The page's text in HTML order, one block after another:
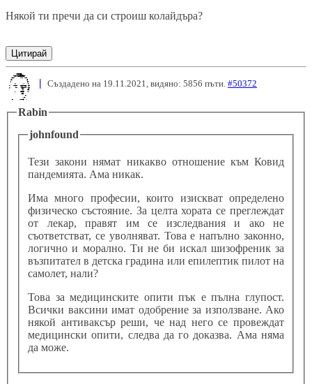
Някой ти пречи да си строиш колайдъра?
Цитирай
| Създадено на 19.11.2021, видяно: 5856 пъти. #50372
Rabin
johnfound
Тези закони нямат никакво отношение към Ковид
пандемията. Ама никак.
Има много професии, които изискват определено
физическо състояние. За целта хората се преглеждат
от лекар, правят им се изследвания и ако не
съответстват, се уволняват. Това е напълно законно,
логично и морално. Ти не би искал шизофреник за
възпитател в детска градина или епилептик пилот на
самолет, нали?
Това за медицинските опити пък е пълна глупост.
Всички ваксини имат одобрение за използване. Ако
някой антиваксър реши, че над него се провеждат
медицински опити, следва да го доказва. Ама няма
да може.